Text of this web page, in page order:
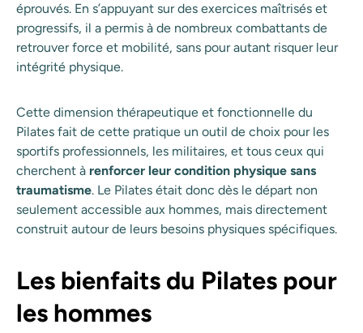
éprouvés. En s’appuyant sur des exercices maîtrisés et
progressifs, il a permis à de nombreux combattants de
retrouver force et mobilité, sans pour autant risquer leur
intégrité physique.
Cette dimension thérapeutique et fonctionnelle du
Pilates fait de cette pratique un outil de choix pour les
sportifs professionnels, les militaires, et tous ceux qui
cherchent à renforcer leur condition physique sans
traumatisme. Le Pilates était donc dès le départ non
seulement accessible aux hommes, mais directement
construit autour de leurs besoins physiques spécifiques.
Les bienfaits du Pilates pour
les hommes